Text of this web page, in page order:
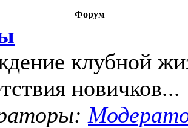
Форум
клубной
новичков...